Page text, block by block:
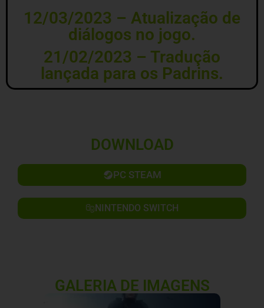
12/03/2023 – Atualização de
diálogos no jogo.
21/02/2023 – Tradução
lançada para os Padrins.
DOWNLOAD
PC STEAM
NINTENDO SWITCH
GALERIA DE IMAGENS